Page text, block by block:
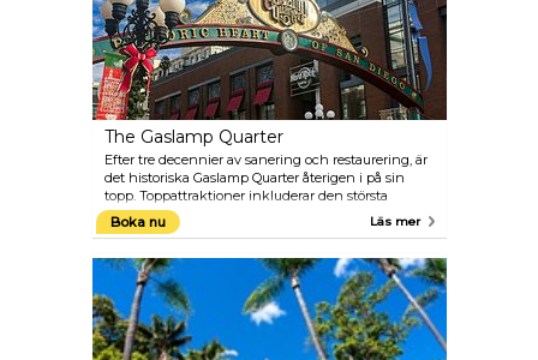
The Gaslamp Quarter
Efter tre decennier av sanering och restaurering, är
det historiska Gaslamp Quarter återigen i på sin
topp. Toppattraktioner inkluderar den största
samlingen av kommersiella byggnader i
viktorianskstil i USA. Området har även lockat
vilket gör den till det mest besökta området i
centrala San Diego.
Boka nu Läs mer